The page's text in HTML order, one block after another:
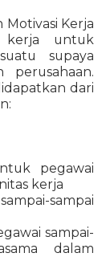
Motivasi Kerja
kerja untuk
supaya
perusahaan.
dari
pegawai
kerja
sampai
sampai-
dalam